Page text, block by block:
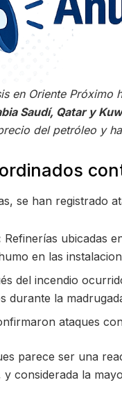
en Oriente
Saudí, Qatar y
del petróleo y
se han registrado
Refinerías ubicadas
en las
del incendio
durante la
ataques
parece ser una
considerada la